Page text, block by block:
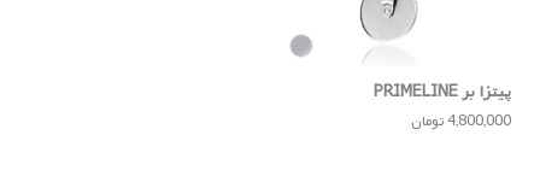
پیتزا بر PRIMELINE
4,800,000 تومان